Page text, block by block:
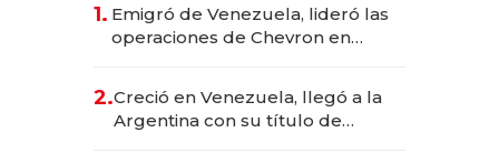
1. Emigró de Venezuela, lideró las
operaciones de Chevron en
2.Creció en Venezuela, llegó a la
Argentina con su título de